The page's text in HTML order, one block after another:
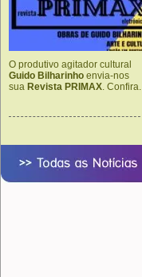
O produtivo agitador cultural
Guido Bilharinho envia-nos
sua Revista PRIMAX. Confira.